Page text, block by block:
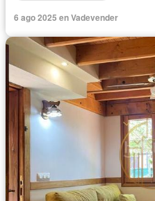
6 ago 2025 en Vadevender